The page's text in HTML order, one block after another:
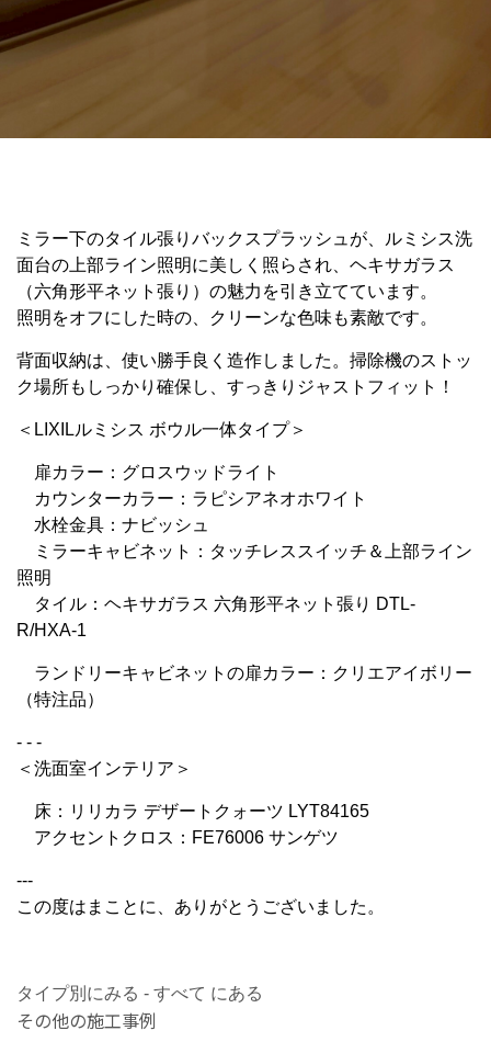
ミラー下のタイル張りバックスプラッシュが、ルミシス洗
面台の上部ライン照明に美しく照らされ、ヘキサガラス
（六角形平ネット張り）の魅力を引き立てています。
照明をオフにした時の、クリーンな色味も素敵です。
背面収納は、使い勝手良く造作しました。掃除機のストッ
ク場所もしっかり確保し、すっきりジャストフィット！
＜LIXILルミシス ボウル一体タイプ＞
扉カラー：グロスウッドライト
カウンターカラー：ラピシアネオホワイト
水栓金具：ナビッシュ
ミラーキャビネット：タッチレススイッチ＆上部ライン
照明
タイル：ヘキサガラス 六角形平ネット張り DTL-
R/HXA-1
ランドリーキャビネットの扉カラー：クリエアイボリー
（特注品）
- - -
＜洗面室インテリア＞
床：リリカラ デザートクォーツ LYT84165
アクセントクロス：FE76006 サンゲツ
---
この度はまことに、ありがとうございました。
タイプ別にみる - すべて にある
その他の施工事例